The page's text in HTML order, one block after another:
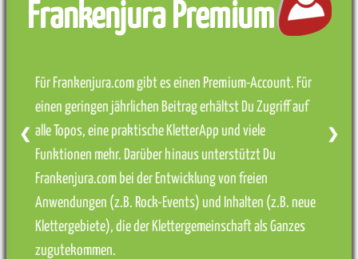
Frankenjura Premium
Für Frankenjura.com gibt es einen Premium-Account. Für
einen geringen jährlichen Beitrag erhältst Du Zugriff auf
alle Topos, eine praktische KletterApp und viele
Funktionen mehr. Darüber hinaus unterstützt Du
Frankenjura.com bei der Entwicklung von freien
Anwendungen (z.B. Rock-Events) und Inhalten (z.B. neue
Klettergebiete), die der Klettergemeinschaft als Ganzes
zugutekommen.
❮ ❯